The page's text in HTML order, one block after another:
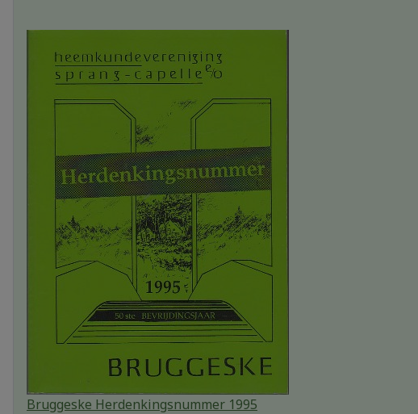
Bruggeske Herdenkingsnummer 1995